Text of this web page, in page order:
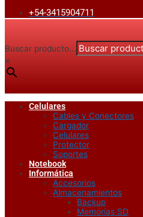
+54-3415904711
Buscar producto...
×
Celulares
Cables y Conectores
Cargador
Celulares
Protector
Soportes
Notebook
Informática
Accesorios
Almacenamientos
Backup
Memorias SD